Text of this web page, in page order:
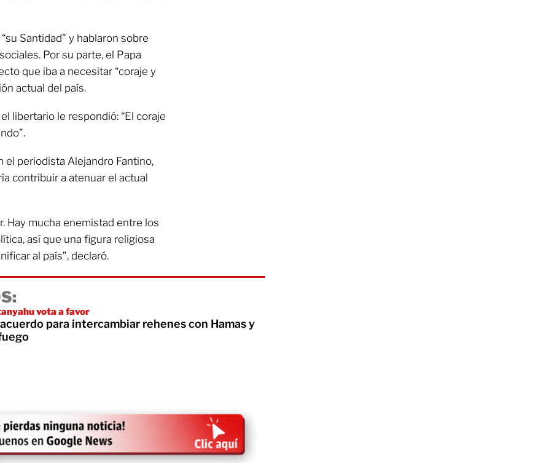
Santidad” y hablaron sobre
Por su parte, el Papa
que iba a necesitar “coraje y
actual del país.
libertario le respondió: “El coraje
el periodista Alejandro Fantino,
contribuir a atenuar el actual
Hay mucha enemistad entre los
así que una figura religiosa
al país”, declaró.
vota a favor
para intercambiar rehenes con Hamas y